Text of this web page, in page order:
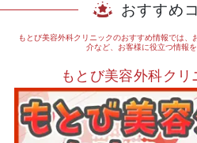
おすすめ
もとび美容外科クリニックのおすすめ情報では、
介など、お客様に役立つ情報を
もとび美容外科ク